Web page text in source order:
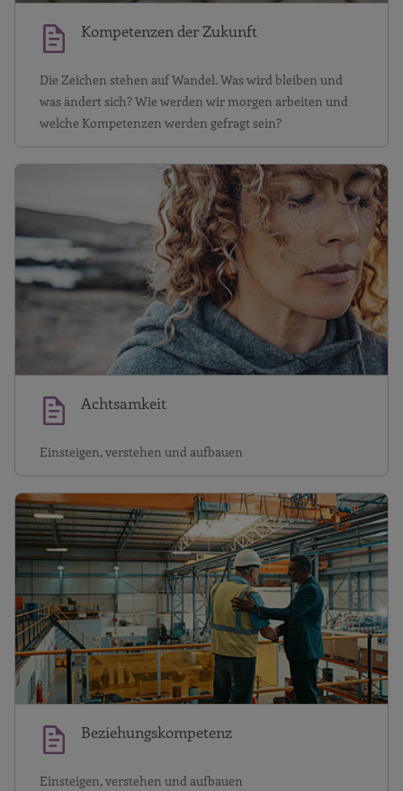
Kompetenzen der Zukunft
Die Zeichen stehen auf Wandel. Was wird bleiben und
was ändert sich? Wie werden wir morgen arbeiten und
welche Kompetenzen werden gefragt sein?
Achtsamkeit
Einsteigen, verstehen und aufbauen
Beziehungskompetenz
Einsteigen, verstehen und aufbauen